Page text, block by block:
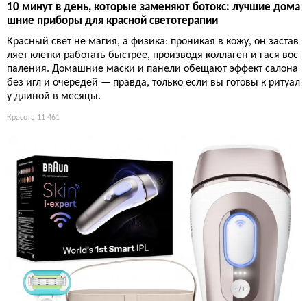
10 минут в день, которые заменяют ботокс: лучшие дома
шние приборы для красной светотерапии
Красный свет не магия, а физика: проникая в кожу, он застав
ляет клетки работать быстрее, производя коллаген и гася вос
паления. Домашние маски и панели обещают эффект салона
без игл и очередей — правда, только если вы готовы к ритуал
у длиной в месяцы.
Красота 11 461